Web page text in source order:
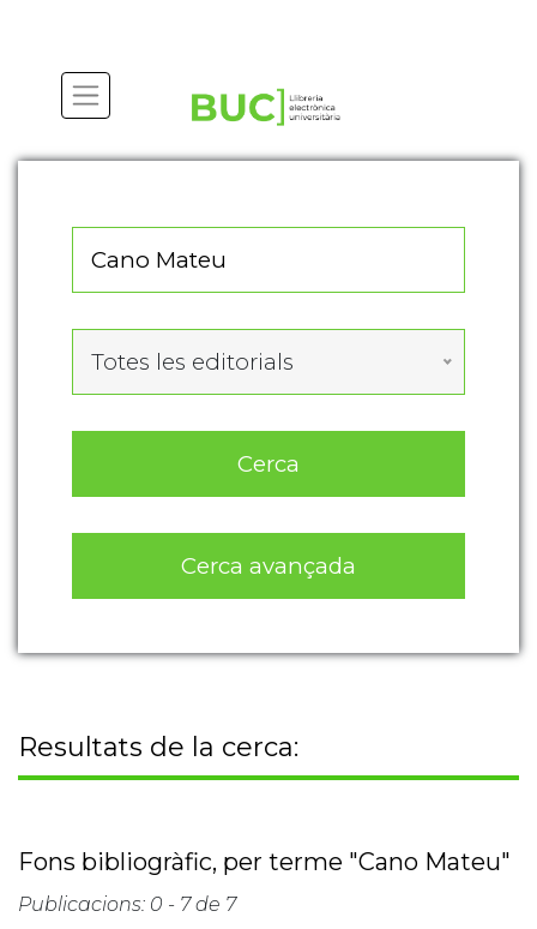
Totes les editorials
Cerca
Cerca avançada
Resultats de la cerca:
Fons bibliogràfic, per terme "Cano Mateu"
Publicacions: 0 - 7 de 7